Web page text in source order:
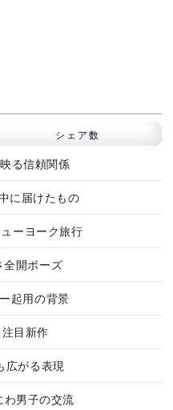
シェア数
る信頼関係
に届けたもの
ーヨーク旅行
全開ポーズ
起用の背景
目新作
広がる表現
男子の交流